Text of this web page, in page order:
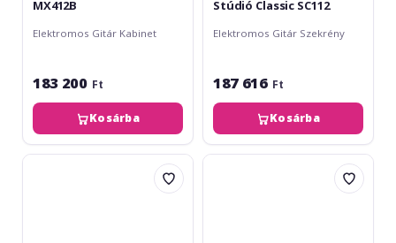
MX412B
Elektromos Gitár Kabinet
183 200 Ft
Kosárba
Stúdió Classic SC112
Elektromos Gitár Szekrény
187 616 Ft
Kosárba
Marshall
Marshall